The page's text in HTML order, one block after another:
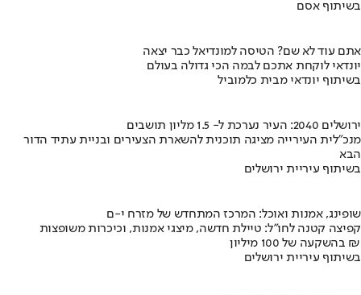
בשיתוף אסם
אתם עוד לא שם? הטיסה למונדיאל כבר יצאה
יונדאי לוקחת אתכם לבמה הכי גדולה בעולם
בשיתוף יונדאי מבית כלמוביל
ירושלים 2040: העיר נערכת ל- 1.5 מליון תושבים
מנכ"לית העירייה מציגה תוכנית להשארת הצעירים ובניית עתיד הדור
הבא
בשיתוף עיריית ירושלים
שופינג, אמנות ואוכל: המרכז המתחדש של מזרח י-ם
קפיצה קטנה לחו"ל: טיילת חדשה, מיצגי אמנות, וכיכרות משופצות
בהשקעה של 100 מיליון ₪
בשיתוף עיריית ירושלים